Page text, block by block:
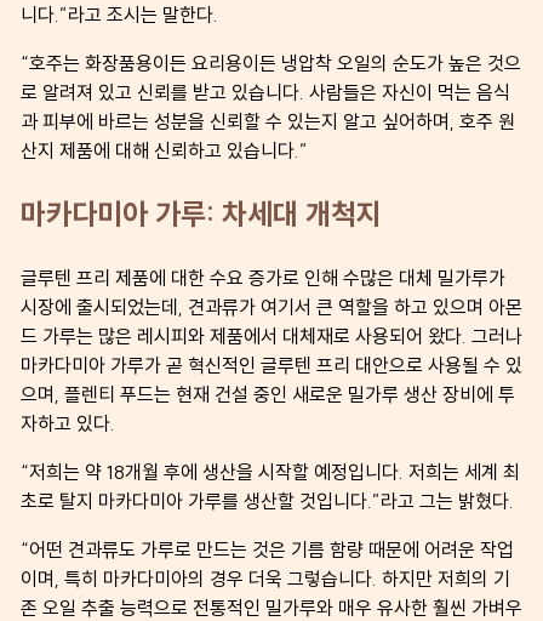
니다.”라고 조시는 말한다.
“호주는 화장품용이든 요리용이든 냉압착 오일의 순도가 높은 것으
로 알려져 있고 신뢰를 받고 있습니다. 사람들은 자신이 먹는 음식
과 피부에 바르는 성분을 신뢰할 수 있는지 알고 싶어하며, 호주 원
산지 제품에 대해 신뢰하고 있습니다.”
마카다미아 가루: 차세대 개척지
글루텐 프리 제품에 대한 수요 증가로 인해 수많은 대체 밀가루가
시장에 출시되었는데, 견과류가 여기서 큰 역할을 하고 있으며 아몬
드 가루는 많은 레시피와 제품에서 대체재로 사용되어 왔다. 그러나
마카다미아 가루가 곧 혁신적인 글루텐 프리 대안으로 사용될 수 있
으며, 플렌티 푸드는 현재 건설 중인 새로운 밀가루 생산 장비에 투
자하고 있다.
“저희는 약 18개월 후에 생산을 시작할 예정입니다. 저희는 세계 최
초로 탈지 마카다미아 가루를 생산할 것입니다.”라고 그는 밝혔다.
“어떤 견과류도 가루로 만드는 것은 기름 함량 때문에 어려운 작업
이며, 특히 마카다미아의 경우 더욱 그렇습니다. 하지만 저희의 기
존 오일 추출 능력으로 전통적인 밀가루와 매우 유사한 훨씬 가벼우